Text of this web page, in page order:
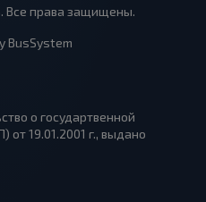
Все права защищены.
BusSystem
о государтвенной
19.01.2001 г., выдано